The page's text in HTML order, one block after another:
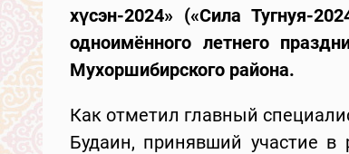
хүсэн-2024» («Сила Тугнуя-
одноимённого летнего
Мухоршибирского района.
Как отметил главный
Будаин, принявший участие в